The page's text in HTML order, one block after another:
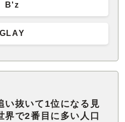
B'z
GLAY
い抜いて1位になる見
界で2番目に多い人口